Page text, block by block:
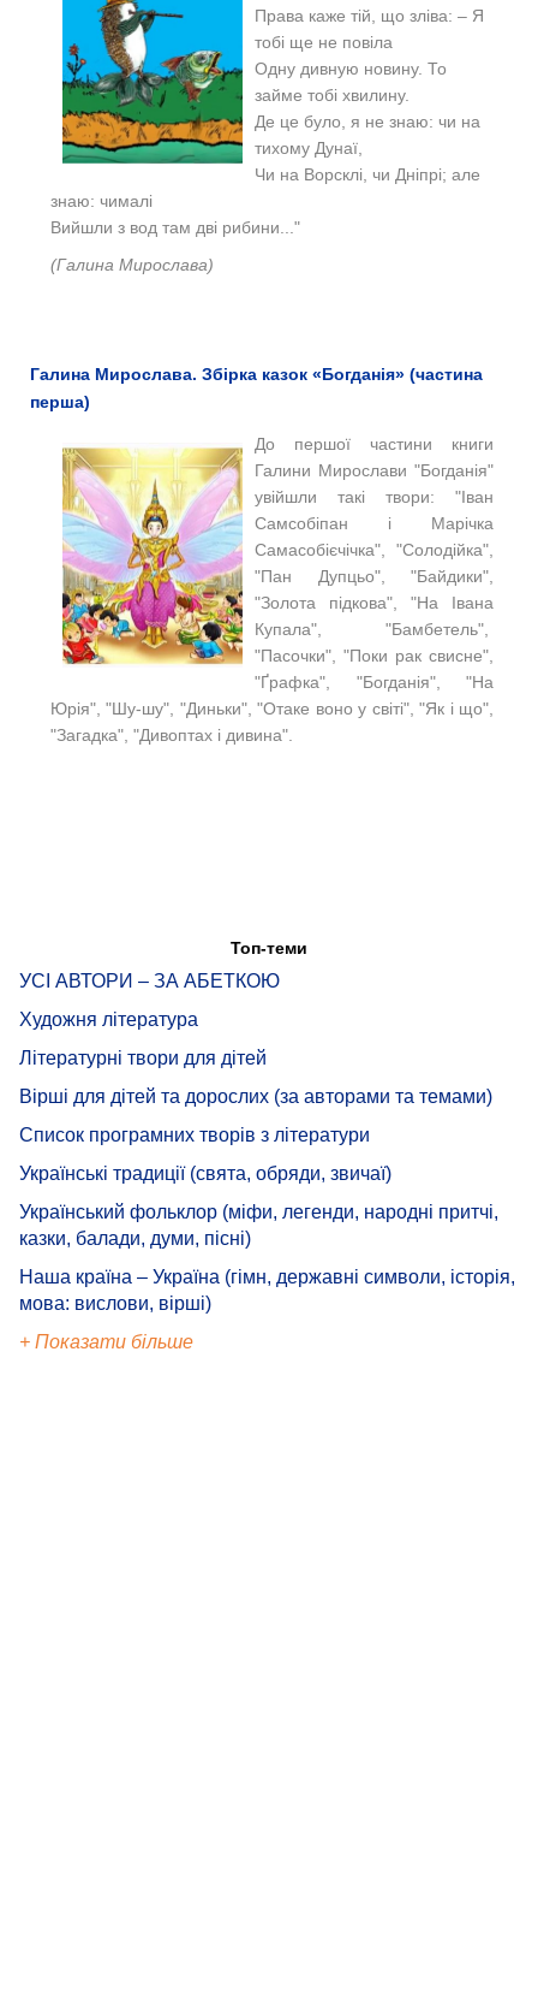
Права каже тій, що зліва: – Я
тобі ще не повіла
Одну дивную новину. То
займе тобі хвилину.
Де це було, я не знаю: чи на
тихому Дунаї,
Чи на Ворсклі, чи Дніпрі; але
знаю: чималі
Вийшли з вод там дві рибини..."
(Галина Мирослава)
Галина Мирослава. Збірка казок «Богданія» (частина
перша)
До першої частини книги
Галини Мирослави "Богданія"
увійшли такі твори:
"Іван
Самсобіпан і Марічка
Самасобієчічка", "Солодійка",
"Пан Дупцьо", "Байдики",
"Золота підкова", "На Івана
Купала", "Бамбетель",
"Пасочки", "Поки рак свисне",
"Ґрафка", "Богданія", "На
Юрія", "Шу-шу", "Диньки", "Отаке воно у світі", "Як і що",
"Загадка", "Дивоптах і дивина".
Топ-теми
УСІ АВТОРИ – ЗА АБЕТКОЮ
Художня література
Літературні твори для дітей
Вірші для дітей та дорослих (за авторами та темами)
Список програмних творів з літератури
Українські традиції (свята, обряди, звичаї)
Український фольклор (міфи, легенди, народні притчі,
казки, балади, думи, пісні)
Наша країна – Україна (гімн, державні символи, історія,
мова: вислови, вірші)
+ Показати більше